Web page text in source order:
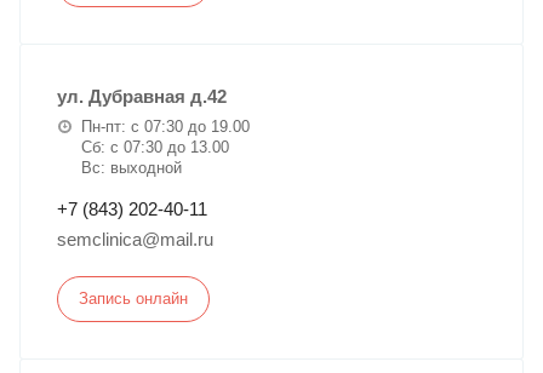
ул. Дубравная д.42
Пн-пт: с 07:30 до 19.00
Сб: с 07:30 до 13.00
Вс: выходной
+7 (843) 202-40-11
semclinica@mail.ru
Запись онлайн